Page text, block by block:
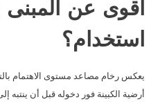
أقوى عن
استخدام؟
يعكس رخام مصاعد مستوى الاهتمام
أرضية الكبينة فور دخوله قبل أن ينتبه